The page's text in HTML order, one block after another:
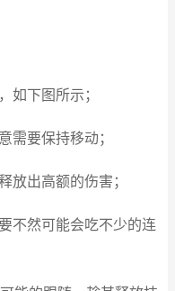
如下图所示；
需要保持移动；
放出高额的伤害；
不然可能会吃不少的连